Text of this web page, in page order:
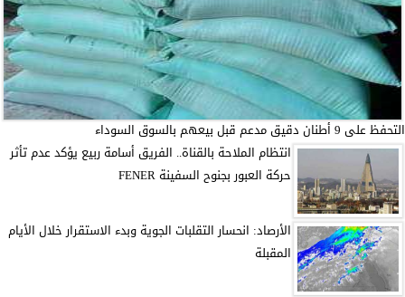
التحفظ على 9 أطنان دقيق مدعم قبل بيعهم بالسوق السوداء
انتظام الملاحة بالقناة.. الفريق أسامة ربيع يؤكد عدم تأثر
حركة العبور بجنوح السفينة FENER
الأرصاد: انحسار التقلبات الجوية وبدء الاستقرار خلال الأيام
المقبلة